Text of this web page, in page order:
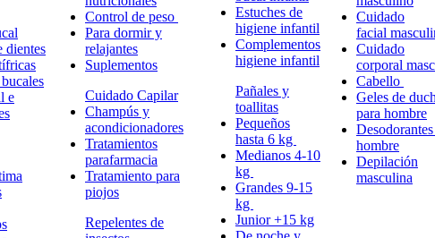
dientes
e
Control de peso
Para dormir y
relajantes
Suplementos
Cuidado Capilar
Champús y
acondicionadores
Tratamientos
parafarmacia
Tratamiento para
piojos
Repelentes de
Estuches de
higiene infantil
Complementos
higiene infantil
Pañales y
toallitas
Pequeños
hasta 6 kg
Medianos 4-10
kg
Grandes 9-15
kg
Junior +15 kg
Cuidado
facial
Cuidado
corporal
Cabello
Geles de
para hombre
hombre
Depilación
masculina